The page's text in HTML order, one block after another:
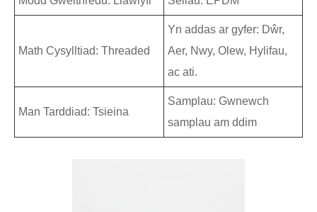
Math Cysylltiad: Threaded
Yn addas ar gyfer: Dŵr,
Aer, Nwy, Olew, Hylifau,
ac ati.
Man Tarddiad: Tsieina
Samplau: Gwnewch
samplau am ddim